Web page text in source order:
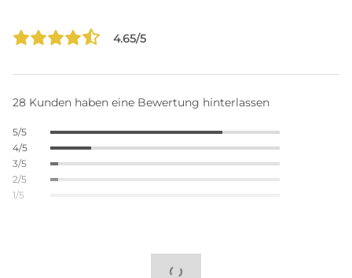
4.65/5
28 Kunden haben eine Bewertung hinterlassen
5/5
4/5
3/5
2/5
1/5